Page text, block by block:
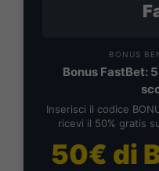
BONUS
Bonus FastBet:
Inserisci il codice
ricevi il 50% gratis
50€ di